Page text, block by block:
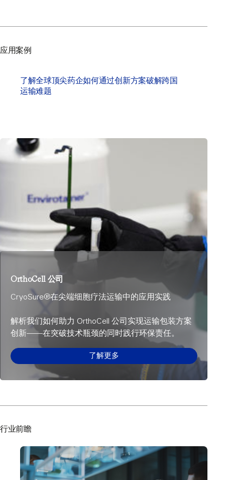
应用案例
了解全球顶尖药企如何通过创新方案破解跨国
运输难题
OrthoCell 公司
CryoSure®在尖端细胞疗法运输中的应用实践
解析我们如何助力 OrthoCell 公司实现运输包装方案
创新——在突破技术瓶颈的同时践行环保责任。
了解更多
行业前瞻